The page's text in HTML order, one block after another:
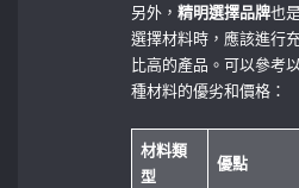
另外，精明選擇品牌也
選擇材料時，應該進行
比高的產品。可以參考
種材料的優劣和價格：
材料類
型
優點